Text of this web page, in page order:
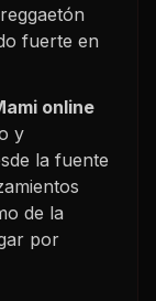
fuerte en
online
y
la fuente
de la
por